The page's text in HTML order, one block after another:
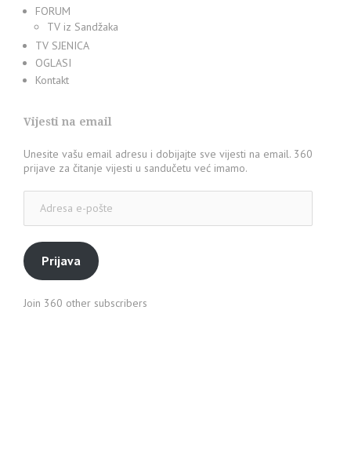
FORUM
TV iz Sandžaka
TV SJENICA
OGLASI
Kontakt
Vijesti na email
Unesite vašu email adresu i dobijajte sve vijesti na email. 360
prijave za čitanje vijesti u sandučetu već imamo.
pošte
Prijava
Join 360 other subscribers